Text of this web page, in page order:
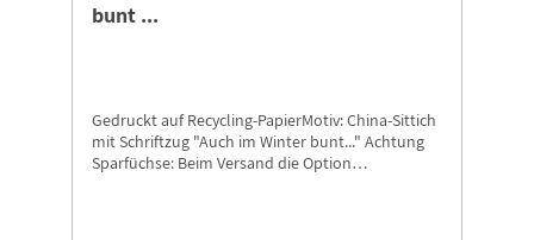
bunt ...
Gedruckt auf Recycling-PapierMotiv: China-Sittich
mit Schriftzug "Auch im Winter bunt..." Achtung
Sparfüchse: Beim Versand die Option